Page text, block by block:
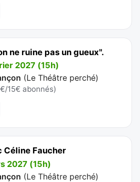
ne ruine pas un gueux".
2027 (15h)
(Le Théâtre perché)
15€ abonnés)
Céline Faucher
2027 (15h)
(Le Théâtre perché)